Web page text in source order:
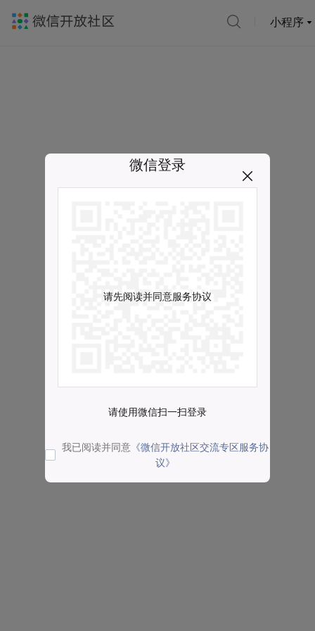
小程序
微信登录
请先阅读并同意服务协议
请使用微信扫一扫登录
我已阅读并同意 《微信开放社区交流专区服务协
议》